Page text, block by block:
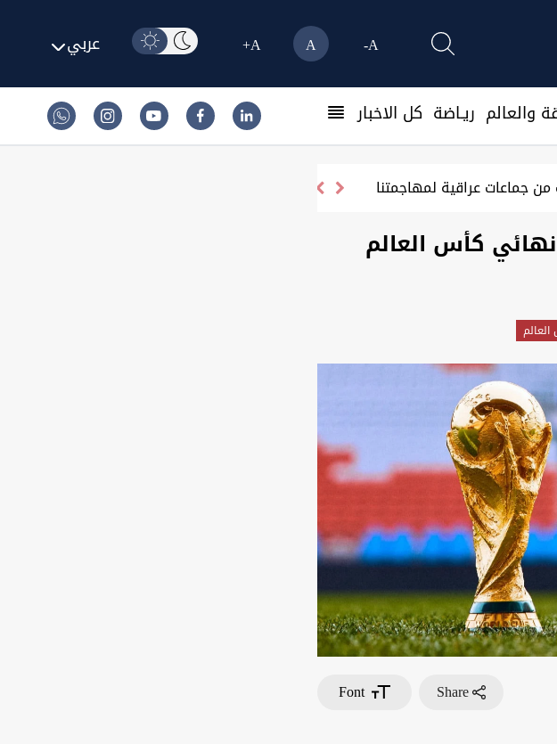
A-
A
A+ عربي
والعالم ريـاضة كل الاخبار
من جماعات عراقية لمهاجمتنا
كأس العالم
Share
Font